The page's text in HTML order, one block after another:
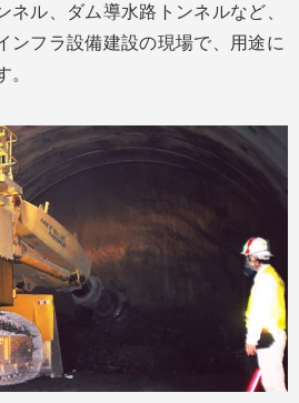
ネル、ダム導水路トンネルなど、
ンフラ設備建設の現場で、用途に
。